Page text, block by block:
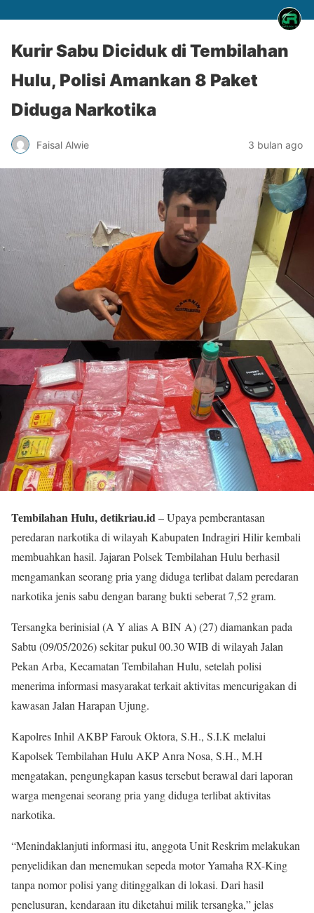
Kurir Sabu Diciduk di Tembilahan
Hulu, Polisi Amankan 8 Paket
Diduga Narkotika
Faisal Alwie 3 bulan ago
Tembilahan Hulu, detikriau.id– Upaya pemberantasan
peredaran narkotika di wilayah Kabupaten Indragiri Hilir kembali
membuahkan hasil. Jajaran Polsek Tembilahan Hulu berhasil
mengamankan seorang pria yang diduga terlibat dalam peredaran
narkotika jenis sabu dengan barang bukti seberat 7,52 gram.
Tersangka berinisial (A Y alias A BIN A) (27) diamankan pada
Sabtu (09/05/2026) sekitar pukul 00.30 WIB di wilayah Jalan
Pekan Arba, Kecamatan Tembilahan Hulu, setelah polisi
menerima informasi masyarakat terkait aktivitas mencurigakan di
kawasan Jalan Harapan Ujung.
Kapolres Inhil AKBP Farouk Oktora, S.H., S.I.K melalui
Kapolsek Tembilahan Hulu AKP Anra Nosa, S.H., M.H
mengatakan, pengungkapan kasus tersebut berawal dari laporan
warga mengenai seorang pria yang diduga terlibat aktivitas
narkotika.
“Menindaklanjuti informasi itu, anggota Unit Reskrim melakukan
penyelidikan dan menemukan sepeda motor Yamaha RX-King
tanpa nomor polisi yang ditinggalkan di lokasi. Dari hasil
penelusuran, kendaraan itu diketahui milik tersangka,” jelas